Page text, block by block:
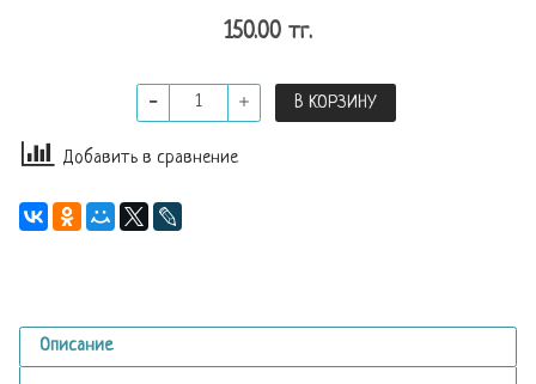
150.00 тг.
В КОРЗИНУ
Добавить в сравнение
Описание